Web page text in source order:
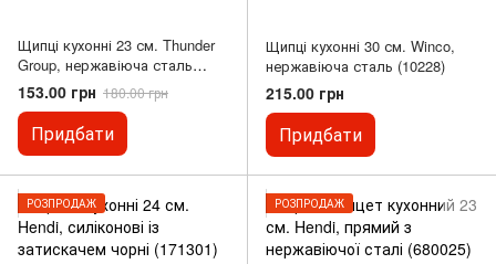
Щипці кухонні 23 см. Thunder
Group, нержавіюча сталь
(10227)
153.00 грн 180.00 грн
Придбати
Щипці кухонні 30 см. Winco,
нержавіюча сталь (10228)
215.00 грн
Придбати
РОЗПРОДАЖ РОЗПРОДАЖ